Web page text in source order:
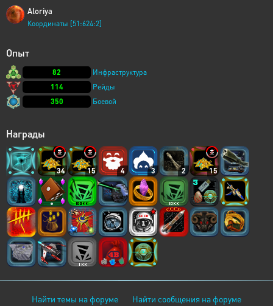
Aloriya
Координаты [51:624:2]
Опыт
82
Инфраструктура
114
Рейды
350
Боевой
Награды
34 15 4 3 2 15
Найти темы на форуме
Найти сообщения на форуме